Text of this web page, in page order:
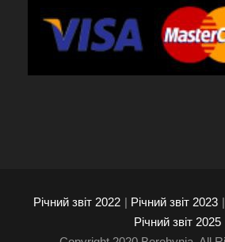
Річний звіт 2022 Річний звіт 2023
Річний звіт 2025